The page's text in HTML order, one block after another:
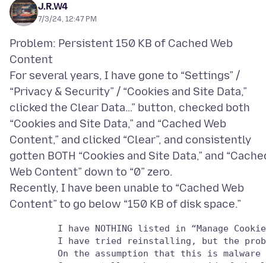
J.R.W4
7/3/24, 12:47 PM
Problem: Persistent 150 KB of Cached Web
Content
For several years, I have gone to “Settings” /
“Privacy & Security” / “Cookies and Site Data,”
clicked the Clear Data…” button, checked both
“Cookies and Site Data,” and “Cached Web
Content,” and clicked “Clear”, and consistently
gotten BOTH “Cookies and Site Data,” and
Web Content” down to “0” zero.
Recently, I have been unable to “Cached Web
I have NOTHING listed in “Manage
I have tried reinstalling, but the
On the assumption that this is